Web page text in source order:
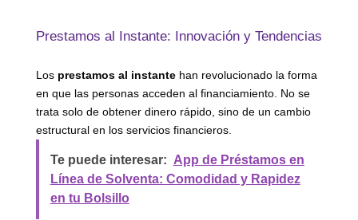
Prestamos al Instante: Innovación y Tendencias
Los prestamos al instantehan revolucionado la forma
en que las personas acceden al financiamiento. No se
trata solo de obtener dinero rápido, sino de un cambio
estructural en los servicios financieros.
Te puede interesar: App de Préstamos en
Línea de Solventa: Comodidad y Rapidez
en tu Bolsillo